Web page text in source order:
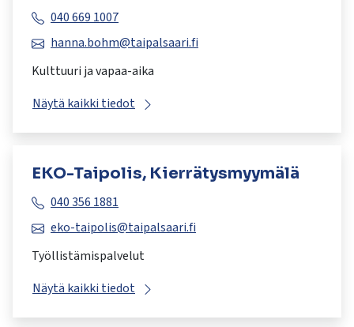
040 669 1007
hanna.bohm@taipalsaari.fi
Kulttuuri ja vapaa-aika
Näytä kaikki tiedot
EKO-Taipolis, Kierrätysmyymälä
040 356 1881
eko-taipolis@taipalsaari.fi
Työllistämispalvelut
Näytä kaikki tiedot